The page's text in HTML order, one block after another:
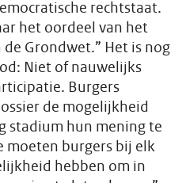
rechtstaat.
het oordeel van het
Grondwet.” Het is nog
Niet of nauwelijks
Burgers
de mogelijkheid
stadium hun mening te
moeten burgers bij elk
hebben om in